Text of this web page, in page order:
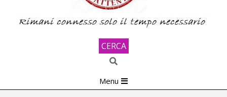
CERCA
Search
Navigation
Menu